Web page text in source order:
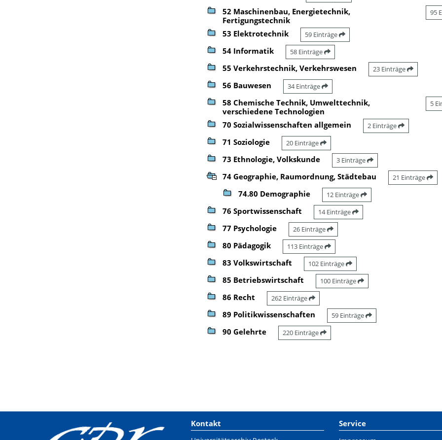
52 Maschinenbau, Energietechnik,
Fertigungstechnik
95
53 Elektrotechnik 59 Einträge
54 Informatik 58 Einträge
55 Verkehrstechnik, Verkehrswesen 23 Einträge
56 Bauwesen 34 Einträge
58 Chemische Technik, Umwelttechnik,
verschiedene Technologien
5
70 Sozialwissenschaften allgemein 2 Einträge
71 Soziologie 20 Einträge
73 Ethnologie, Volkskunde 3 Einträge
74 Geographie, Raumordnung, Städtebau 21 Einträge
74.80 Demographie 12 Einträge
76 Sportwissenschaft 14 Einträge
77 Psychologie 26 Einträge
80 Pädagogik 113 Einträge
83 Volkswirtschaft 102 Einträge
85 Betriebswirtschaft 100 Einträge
86 Recht 262 Einträge
89 Politikwissenschaften 59 Einträge
90 Gelehrte 220 Einträge
Kontakt Service